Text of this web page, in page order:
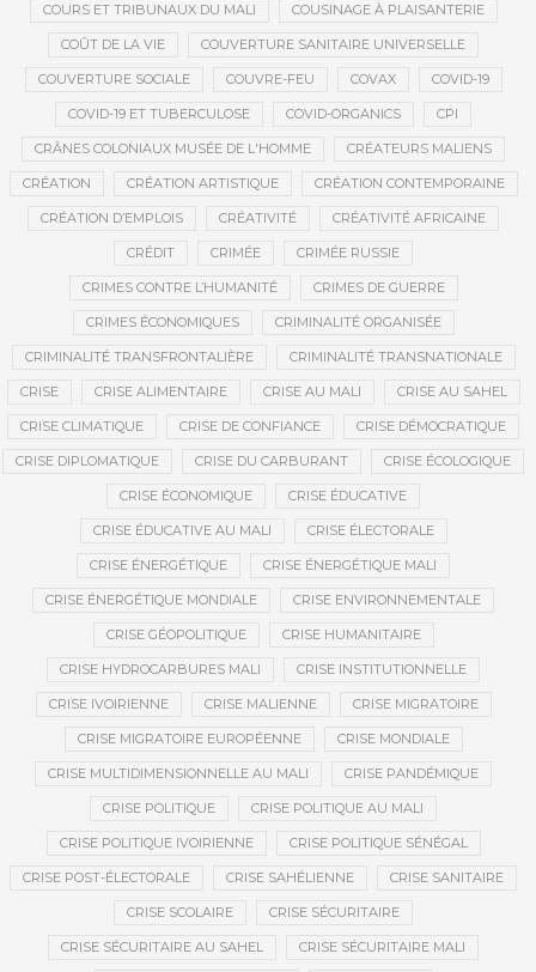
COURS ET TRIBUNAUX DU MALI COUSINAGE À PLAISANTERIE
COÛT DE LA VIE COUVERTURE SANITAIRE UNIVERSELLE
COUVERTURE SOCIALE COUVRE-FEU COVAX COVID-19
COVID-19 ET TUBERCULOSE COVID-ORGANICS CPI
CRÂNES COLONIAUX MUSÉE DE L'HOMME CRÉATEURS MALIENS
CRÉATION CRÉATION ARTISTIQUE CRÉATION CONTEMPORAINE
CRÉATION D’EMPLOIS CRÉATIVITÉ CRÉATIVITÉ AFRICAINE
CRÉDIT CRIMÉE CRIMÉE RUSSIE
CRIMES CONTRE L’HUMANITÉ CRIMES DE GUERRE
CRIMES ÉCONOMIQUES CRIMINALITÉ ORGANISÉE
CRIMINALITÉ TRANSFRONTALIÈRE CRIMINALITÉ TRANSNATIONALE
CRISE CRISE ALIMENTAIRE CRISE AU MALI CRISE AU SAHEL
CRISE CLIMATIQUE CRISE DE CONFIANCE CRISE DÉMOCRATIQUE
CRISE DIPLOMATIQUE CRISE DU CARBURANT CRISE ÉCOLOGIQUE
CRISE ÉCONOMIQUE CRISE ÉDUCATIVE
CRISE ÉDUCATIVE AU MALI CRISE ÉLECTORALE
CRISE ÉNERGÉTIQUE CRISE ÉNERGÉTIQUE MALI
CRISE ÉNERGÉTIQUE MONDIALE CRISE ENVIRONNEMENTALE
CRISE GÉOPOLITIQUE CRISE HUMANITAIRE
CRISE HYDROCARBURES MALI CRISE INSTITUTIONNELLE
CRISE IVOIRIENNE CRISE MALIENNE CRISE MIGRATOIRE
CRISE MIGRATOIRE EUROPÉENNE CRISE MONDIALE
CRISE MULTIDIMENSIONNELLE AU MALI CRISE PANDÉMIQUE
CRISE POLITIQUE CRISE POLITIQUE AU MALI
CRISE POLITIQUE IVOIRIENNE CRISE POLITIQUE SÉNÉGAL
CRISE POST-ÉLECTORALE CRISE SAHÉLIENNE CRISE SANITAIRE
CRISE SCOLAIRE CRISE SÉCURITAIRE
CRISE SÉCURITAIRE AU SAHEL CRISE SÉCURITAIRE MALI